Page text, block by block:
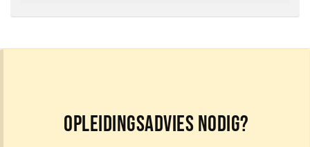
Opleidingsadvies nodig?